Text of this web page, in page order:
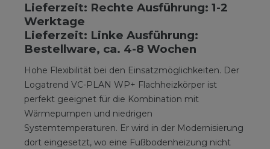
Lieferzeit: Rechte Ausführung: 1-2
Werktage
Lieferzeit: Linke Ausführung:
Bestellware, ca. 4-8 Wochen
Hohe Flexibilität bei den Einsatzmöglichkeiten. Der
Logatrend VC-PLAN WP+ Flachheizkörper ist
perfekt geeignet für die Kombination mit
Wärmepumpen und niedrigen
Systemtemperaturen. Er wird in der Modernisierung
dort eingesetzt, wo eine Fußbodenheizung nicht